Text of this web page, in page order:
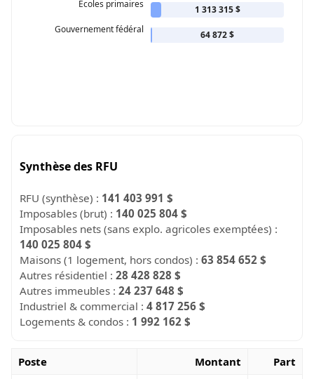
Écoles primaires
1 313 315 $
Gouvernement fédéral
64 872 $
Synthèse des RFU
RFU (synthèse) : 141 403 991 $
Imposables (brut) : 140 025 804 $
Imposables nets (sans explo. agricoles exemptées) :
140 025 804 $
Maisons (1 logement, hors condos) :63 854 652 $
Autres résidentiel :28 428 828 $
Autres immeubles :24 237 648 $
Industriel & commercial :4 817 256 $
Logements & condos : 1 992 162 $
Poste Montant
Part